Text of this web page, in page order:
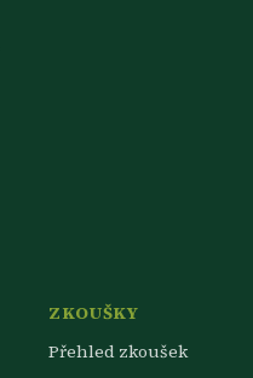
ZKOUŠKY
Přehled zkoušek